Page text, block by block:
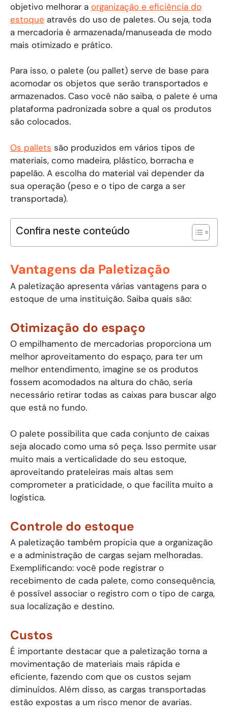
objetivo melhorar a organização e eficiência do
estoque através do uso de paletes. Ou seja, toda
a mercadoria é armazenada/manuseada de modo
mais otimizado e prático.
Para isso, o palete (ou pallet) serve de base para
acomodar os objetos que serão transportados e
armazenados. Caso você não saiba, o palete é uma
plataforma padronizada sobre a qual os produtos
são colocados.
Os pallets são produzidos em vários tipos de
materiais, como madeira, plástico, borracha e
papelão. A escolha do material vai depender da
sua operação (peso e o tipo de carga a ser
transportada).
Confira neste conteúdo
Vantagens da Paletização
A paletização apresenta várias vantagens para o
estoque de uma instituição. Saiba quais são:
Otimização do espaço
O empilhamento de mercadorias proporciona um
melhor aproveitamento do espaço, para ter um
melhor entendimento, imagine se os produtos
fossem acomodados na altura do chão, seria
necessário retirar todas as caixas para buscar algo
que está no fundo.
O palete possibilita que cada conjunto de caixas
seja alocado como uma só peça. Isso permite usar
muito mais a verticalidade do seu estoque,
aproveitando prateleiras mais altas sem
comprometer a praticidade, o que facilita muito a
logística.
Controle do estoque
A paletização também propicia que a organização
e a administração de cargas sejam melhoradas.
Exemplificando: você pode registrar o
recebimento de cada palete, como consequência,
é possível associar o registro com o tipo de carga,
sua localização e destino.
Custos
É importante destacar que a paletização torna a
movimentação de materiais mais rápida e
eficiente, fazendo com que os custos sejam
diminuídos. Além disso, as cargas transportadas
estão expostas a um risco menor de avarias.